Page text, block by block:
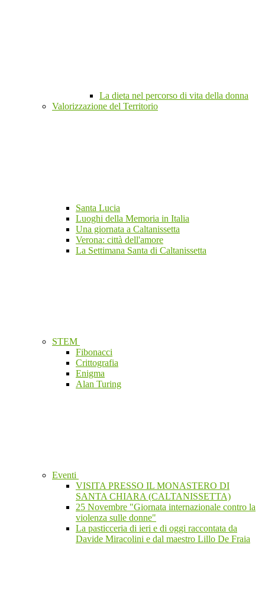
La dieta nel percorso di vita della donna
Valorizzazione del Territorio
Santa Lucia
Luoghi della Memoria in Italia
Una giornata a Caltanissetta
Verona: città dell'amore
La Settimana Santa di Caltanissetta
STEM
Fibonacci
Crittografia
Enigma
Alan Turing
Eventi
VISITA PRESSO IL MONASTERO DI
SANTA CHIARA (CALTANISSETTA)
25 Novembre "Giornata internazionale contro la
violenza sulle donne"
La pasticceria di ieri e di oggi raccontata da
Davide Miracolini e dal maestro Lillo De Fraia